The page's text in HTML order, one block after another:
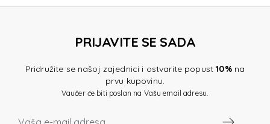
PRIJAVITE SE SADA
Pridružite se našoj zajednici i ostvarite popust10%na
prvu kupovinu.
Vaučer će biti poslan na Vašu email adresu.